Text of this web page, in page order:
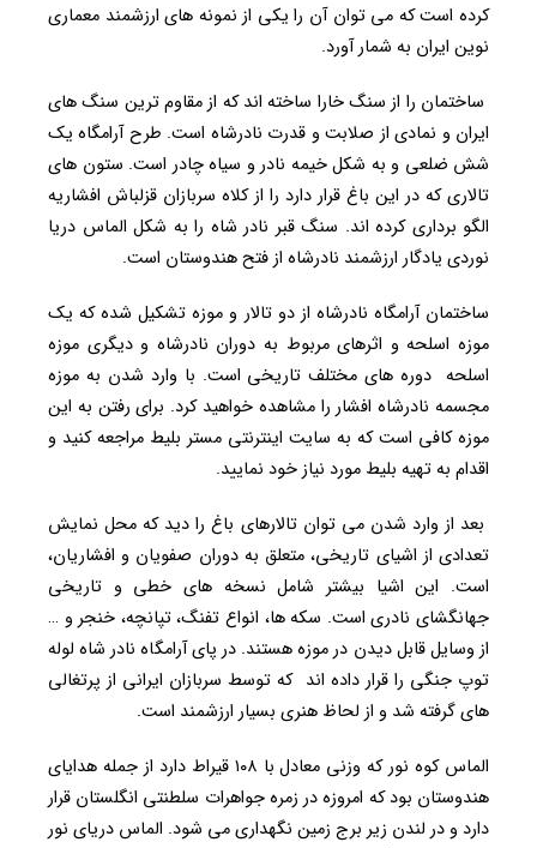
کرده است که می توان آن را یکی از نمونه های ارزشمند معماری
نوین ایران به شمار آورد.
ساختمان را از سنگ خارا ساخته اند که از مقاوم ترین سنگ های
ایران و نمادی از صلابت و قدرت نادرشاه است. طرح آرامگاه یک
شش ضلعی و به شکل خیمه نادر و سیاه چادر است. ستون های
تالاری که در این باغ قرار دارد را از کلاه سربازان قزلباش افشاریه
الگو برداری کرده اند. سنگ قبر نادر شاه را به شکل الماس دریا
نوردی یادگار ارزشمند نادرشاه از فتح هندوستان است.
ساختمان آرامگاه نادرشاه از دو تالار و موزه تشکیل شده که یک
موزه اسلحه و اثرهای مربوط به دوران نادرشاه و دیگری موزه
اسلحه دوره های مختلف تاریخی است. با وارد شدن به موزه
مجسمه نادرشاه افشار را مشاهده خواهید کرد. برای رفتن به این
موزه کافی است که به سایت اینترنتی مستر بلیط مراجعه کنید و
اقدام به تهیه بلیط مورد نیاز خود نمایید.
بعد از وارد شدن می توان تالارهای باغ را دید که محل نمایش
تعدادی از اشیای تاریخی، متعلق به دوران صفویان و افشاریان،
است. این اشیا بیشتر شامل نسخه های خطی و تاریخی
جهانگشای نادری است. سکه ها، انواع تفنگ، تپانچه، خنجر و …
از وسایل قابل دیدن در موزه هستند. در پای آرامگاه نادر شاه لوله
توپ جنگی را قرار داده اند که توسط سربازان ایرانی از پرتغالی
های گرفته شد و از لحاظ هنری بسیار ارزشمند است.
الماس کوه نور که وزنی معادل با ۱۰۸ قیراط دارد از جمله هدایای
هندوستان بود که امروزه در زمره جواهرات سلطنتی انگلستان قرار
دارد و در لندن زیر برج زمین نگهداری می شود. الماس دریای نور